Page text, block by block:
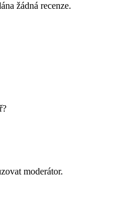
žádná recenze.
moderátor.